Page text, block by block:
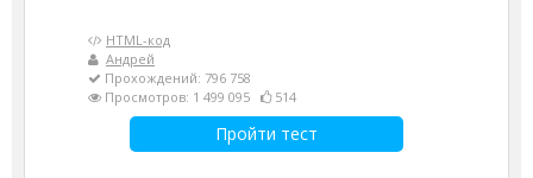
HTML-код
Андрей
Прохождений: 796 758
Просмотров: 1 499 095
514
Пройти тест